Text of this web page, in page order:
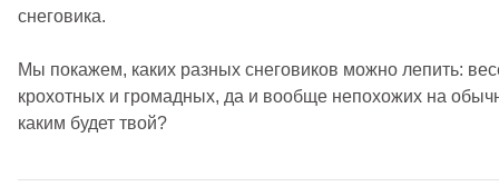
снеговика.
Мы покажем, каких разных снеговиков можно лепить:
крохотных и громадных, да и вообще непохожих на
каким будет твой?